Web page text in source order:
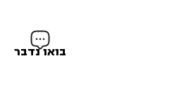
בואו נדברנדל"ן